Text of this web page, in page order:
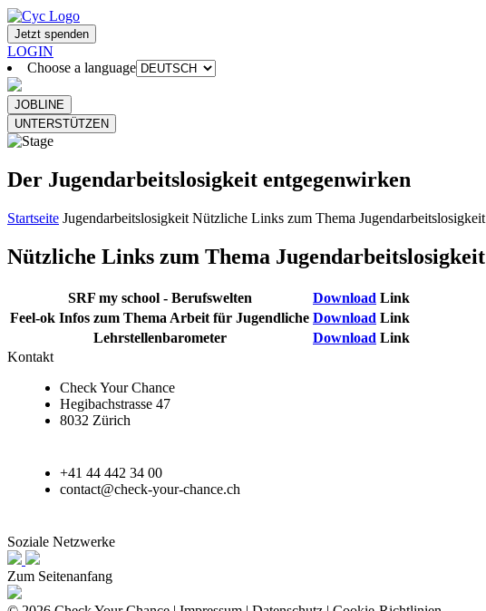
Jetzt spenden
LOGIN
Choose a language
JOBLINE
UNTERSTÜTZEN
Der Jugendarbeitslosigkeit entgegenwirken
Startseite Jugendarbeitslosigkeit Nützliche Links zum Thema Jugendarbeitslosigkeit
Nützliche Links zum Thema Jugendarbeitslosigkeit
SRF my school - Berufswelten Download Link
Feel-ok Infos zum Thema Arbeit für Jugendliche Download Link
Lehrstellenbarometer
Download Link
Kontakt
Check Your Chance
Hegibachstrasse 47
8032 Zürich
+41 44 442 34 00
contact@check-your-chance.ch
Soziale Netzwerke
Zum Seitenanfang